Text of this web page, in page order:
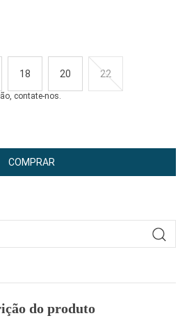
18 20 22
contate-nos.
COMPRAR
do produto